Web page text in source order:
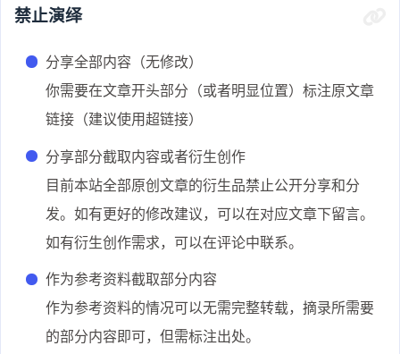
禁止演绎
分享全部内容（无修改）
你需要在文章开头部分（或者明显位置）标注原文章
链接（建议使用超链接）
分享部分截取内容或者衍生创作
目前本站全部原创文章的衍生品禁止公开分享和分
发。如有更好的修改建议，可以在对应文章下留言。
如有衍生创作需求，可以在评论中联系。
作为参考资料截取部分内容
作为参考资料的情况可以无需完整转载，摘录所需要
的部分内容即可，但需标注出处。